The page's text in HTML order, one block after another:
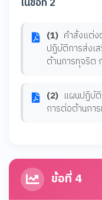
(1) คำสั่งแต่ง
ปฏิบัติการส่งเ
ต้านการทุจริต
(2) แผนปฏิบั
การต่อต้านกา
ข้อที่ 4